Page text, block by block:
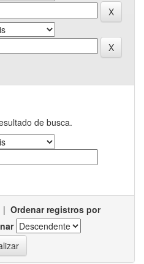
de busca.
| Ordenar registros por